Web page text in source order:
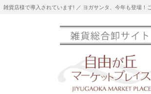
雑貨店様で導入されています! ／ ヨガサンタ、今年も登場！